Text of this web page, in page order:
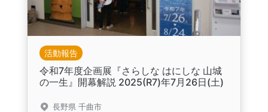
活動報告
令和7年度企画展『さらしな はにしな 山城
の一生』開幕解説 2025(R7)年7月26日(土)
長野県 千曲市